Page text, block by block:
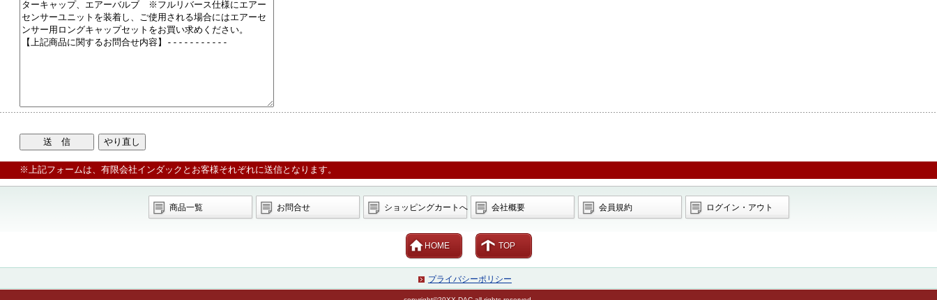
※上記フォームは、有限会社インダックとお客様それぞれに送信となります。
商品一覧 お問合せ ショッピングカートへ 会社概要 会員規約 ログイン・アウト
HOME TOP
プライバシーポリシー